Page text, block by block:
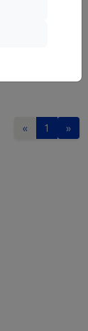
« 1 »